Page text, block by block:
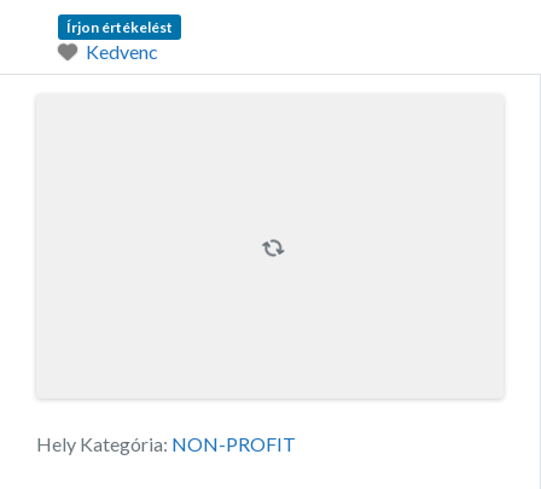
Írjon értékelést
Kedvenc
Hely Kategória: NON-PROFIT